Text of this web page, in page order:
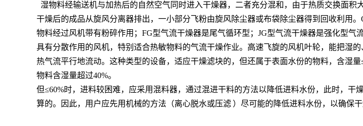
湿物料经输送机与加热后的自然空气同时进入干燥器，二者充分混和，由于热质交换面积
干燥后的成品从旋风分离器排出，一小部分飞粉由旋风除尘器或布袋除尘器得到回收利用
物料经过风机带有粉碎作用；FG型气流干燥器是尾气循环型；JG型气流干燥器是强化型气
具有分散作用的风机，特别适合热敏物料的气流干燥作业。高速飞旋的风机叶轮，能把湿
热气流平行地流动。这种类型的设备，适应干燥滤块的，但还属于表面水份的物料，含湿
物料含湿量超过40%。
但≤60%时，进料较困难，应采用混料器，通过混进干料的方法以降低进料水份，此时，干
算的。因此，用户应先用机械的方法（离心脱水或压滤 ）尽可能的降低进料水份，以确保干